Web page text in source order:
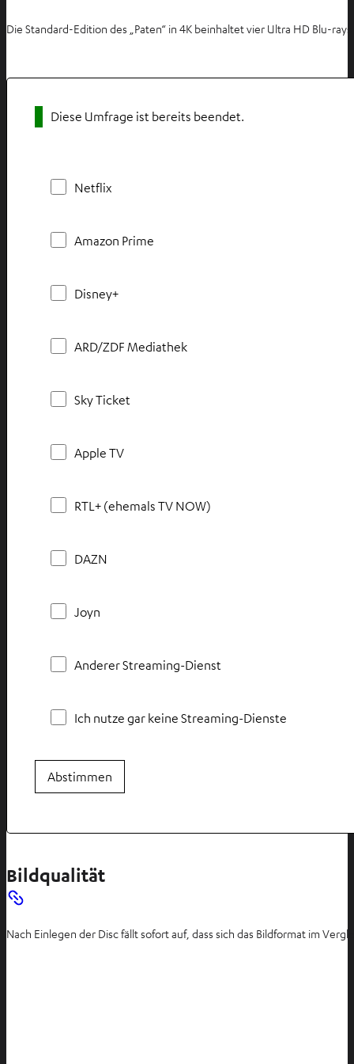
Die Standard-Edition des „Paten“ in 4K beinhaltet vier Ultra HD Blu-
Diese Umfrage ist bereits beendet.
Netflix
Amazon Prime
Disney+
ARD/ZDF Mediathek
Sky Ticket
Apple TV
RTL+ (ehemals TV NOW)
DAZN
Joyn
Anderer Streaming-Dienst
Ich nutze gar keine Streaming-Dienste
Abstimmen
Bildqualität
Nach Einlegen der Disc fällt sofort auf, dass sich das Bildformat im